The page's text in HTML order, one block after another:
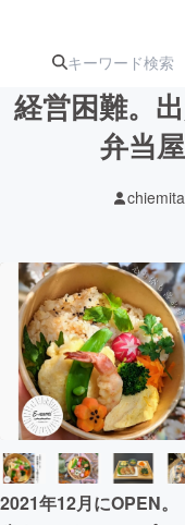
ターン
ジ
アート・
テクノロ
映像・映画
ビジネス
経営困難。
弁当
2021年12月にOPEN。